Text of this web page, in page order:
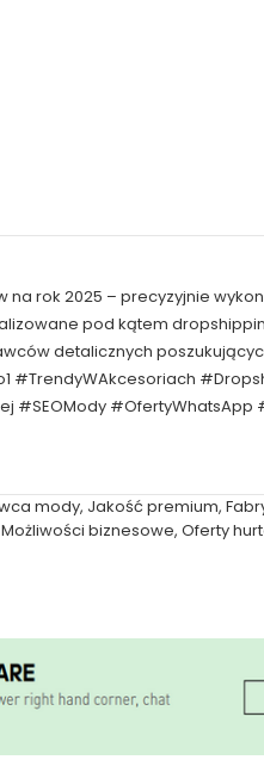
rok 2025 – precyzyjnie
pod kątem
detalicznych
#TrendyWAkcesoriach
#SEOMody #OfertyWhatsApp
mody, Jakość premium,
Możliwości biznesowe, Oferty